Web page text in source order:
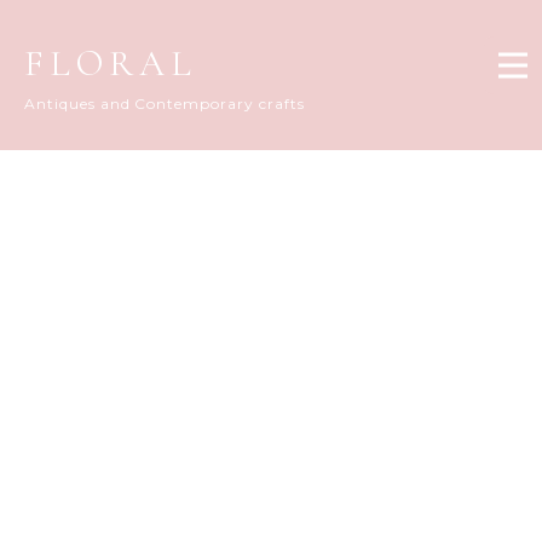
FLORAL
Antiques and Contemporary crafts